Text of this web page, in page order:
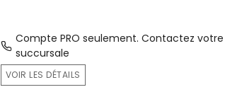
Compte PRO seulement. Contactez votre
succursale
VOIR LES DÉTAILS